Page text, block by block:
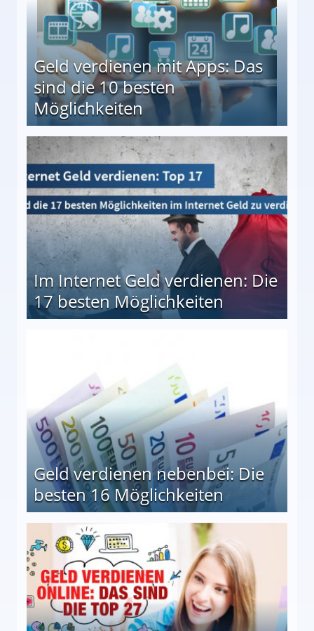
Geld verdienen mit Apps: Das
sind die 10 besten
Möglichkeiten
besten Möglichkeiten
Im Internet Geld verdienen: Die
17 besten Möglichkeiten
Geld verdienen nebenbei: Die
besten 16 Möglichkeiten